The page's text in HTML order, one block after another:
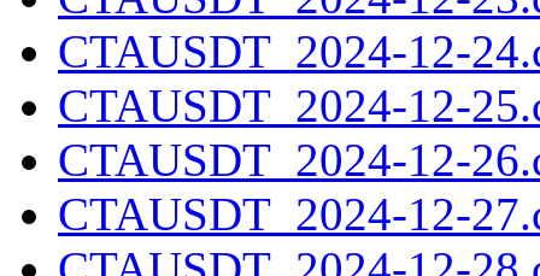
CTAUSDT_2024-12-
CTAUSDT_2024-12-
CTAUSDT_2024-12-
CTAUSDT_2024-12-